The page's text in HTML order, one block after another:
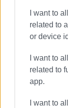
I want to
related to
or device
I want to
related to
app.
I want to